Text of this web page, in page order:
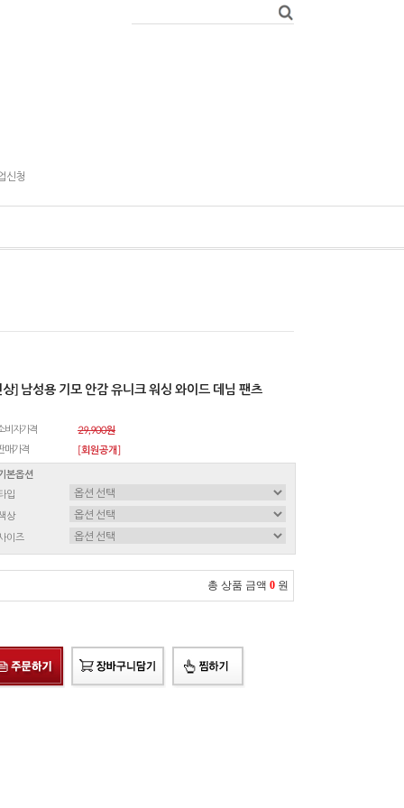
신청
] 남성용 기모 안감 유니크 워싱 와이드 데님 팬츠
비자가격
29,900원
매가격
[회원공개]
본옵션
입
상
이즈
총 상품 금액 0 원